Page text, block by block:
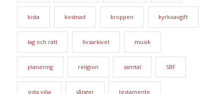
kista kostnad kroppen kyrkoavgift
lag och rätt livsarkivet musik
planering religion samtal SBF
sista vilja sånger testamente